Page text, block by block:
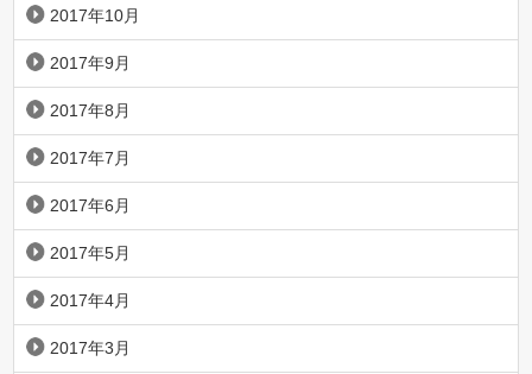
2017年10月
2017年9月
2017年8月
2017年7月
2017年6月
2017年5月
2017年4月
2017年3月